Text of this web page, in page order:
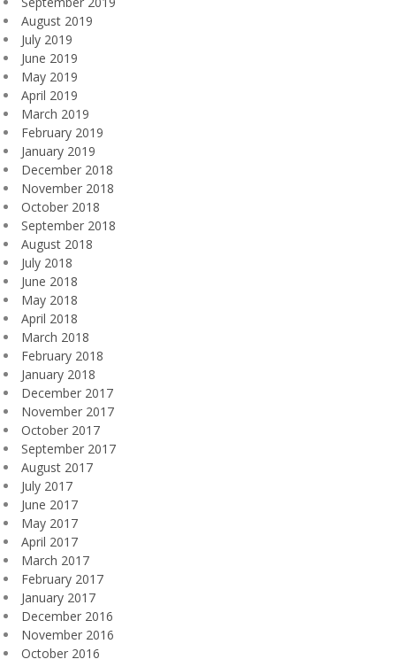
August 2019
July 2019
June 2019
May 2019
April 2019
March 2019
February 2019
January 2019
December 2018
November 2018
October 2018
September 2018
August 2018
July 2018
June 2018
May 2018
April 2018
March 2018
February 2018
January 2018
December 2017
November 2017
October 2017
September 2017
August 2017
July 2017
June 2017
May 2017
April 2017
March 2017
February 2017
January 2017
December 2016
November 2016
October 2016